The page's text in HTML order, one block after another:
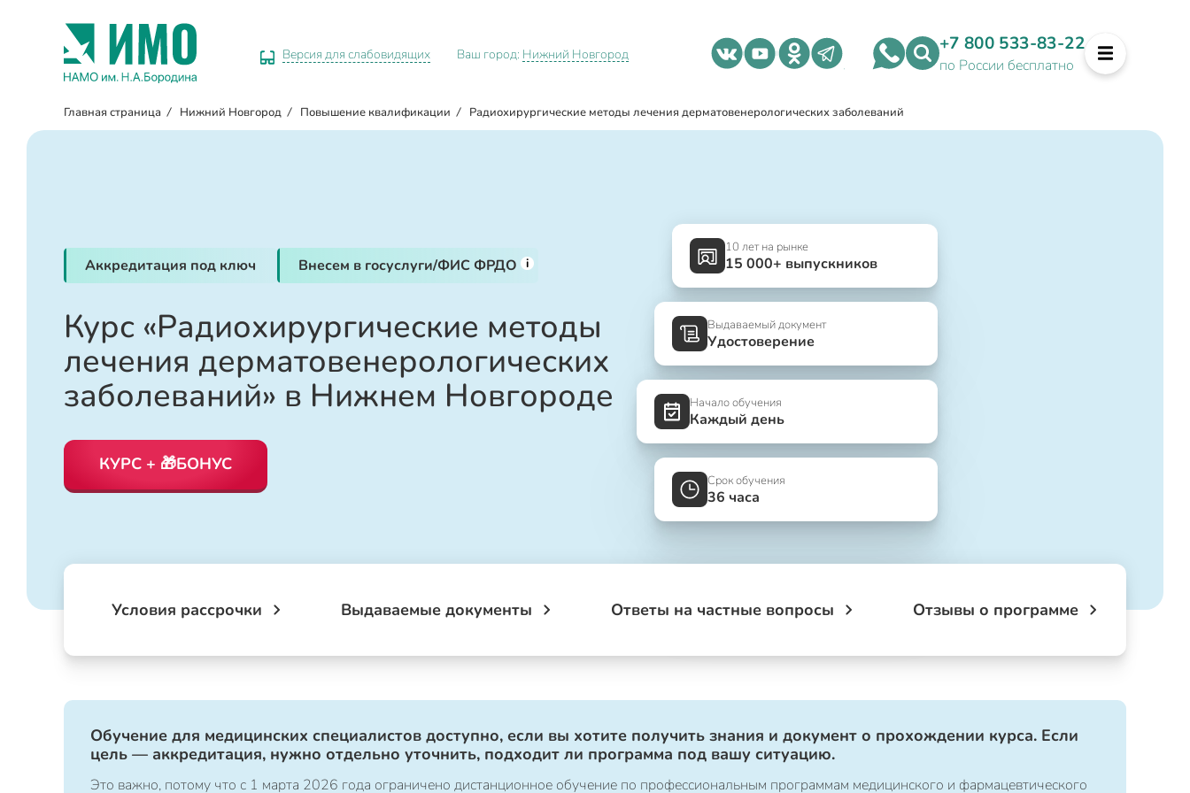
Версия для слабовидящих Ваш город: Нижний Новгород +7 800 533-83-22
по России бесплатно
Главная страница / Нижний Новгород / Повышение квалификации / Радиохирургические методы лечения дерматовенерологических заболеваний
Аккредитация под ключ Внесем в госуслуги/ФИС ФРДО i
Курс «Радиохирургические методы
лечения дерматовенерологических
заболеваний» в Нижнем Новгороде
КУРС + 🎁БОНУС
10 лет на рынке
15 000+ выпускников
Выдаваемый документ
Удостоверение
Начало обучения
Каждый день
Срок обучения
36 часа
Условия рассрочки Выдаваемые документы Ответы на частные вопросы Отзывы о программе
Обучение для медицинских специалистов доступно, если вы хотите получить знания и документ о прохождении курса. Если
цель — аккредитация, нужно отдельно уточнить, подходит ли программа под вашу ситуацию.
Это важно, потому что с 1 марта 2026 года ограничено дистанционное обучение по профессиональным программам медицинского и фармацевтического